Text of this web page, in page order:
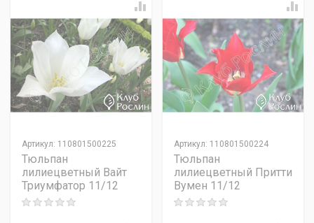
Артикул: 110801500225
Тюльпан
лилиецветный Вайт
Триумфатор 11/12
Rating: 0 out of 5
Артикул: 110801500224
Тюльпан
лилиецветный Притти
Вумен 11/12
Rating: 0 out of 5